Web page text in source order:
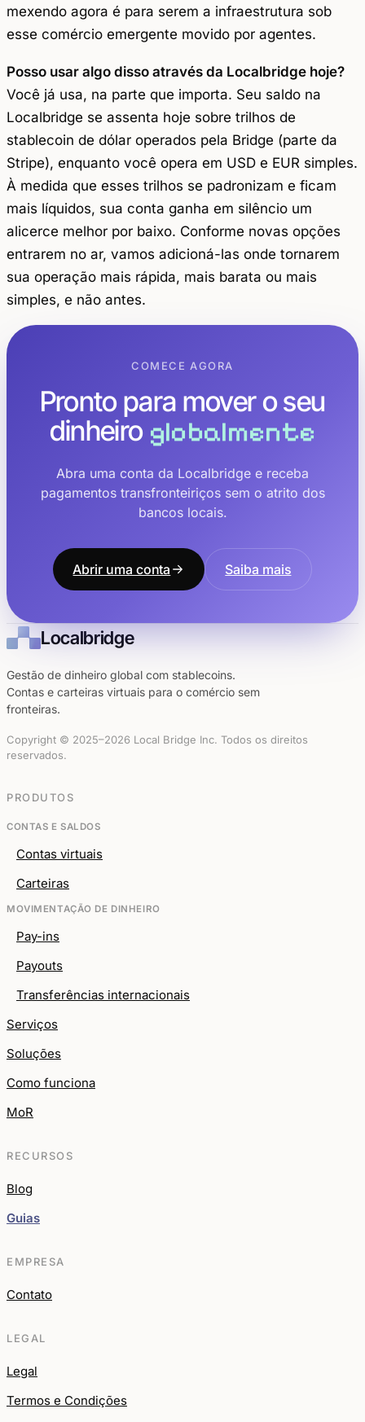
mexendo agora é para serem a infraestrutura sob
esse comércio emergente movido por agentes.
Posso usar algo disso através da Localbridge hoje?
Você já usa, na parte que importa. Seu saldo na
Localbridge se assenta hoje sobre trilhos de
stablecoin de dólar operados pela Bridge (parte da
Stripe), enquanto você opera em USD e EUR simples.
À medida que esses trilhos se padronizam e ficam
mais líquidos, sua conta ganha em silêncio um
alicerce melhor por baixo. Conforme novas opções
entrarem no ar, vamos adicioná-las onde tornarem
sua operação mais rápida, mais barata ou mais
simples, e não antes.
COMECE AGORA
Pronto para mover o seu
dinheiro globalmente
Abra uma conta da Localbridge e receba
pagamentos transfronteiriços sem o atrito dos
bancos locais.
Abrir uma conta Saiba mais
Localbridge
Gestão de dinheiro global com stablecoins.
Contas e carteiras virtuais para o comércio sem
fronteiras.
Copyright © 2025–2026 Local Bridge Inc. Todos os direitos
reservados.
PRODUTOS
CONTAS E SALDOS
Contas virtuais
Carteiras
MOVIMENTAÇÃO DE DINHEIRO
Pay-ins
Payouts
Transferências internacionais
Serviços
Soluções
Como funciona
MoR
RECURSOS
Blog
Guias
EMPRESA
Contato
LEGAL
Legal
Termos e Condições